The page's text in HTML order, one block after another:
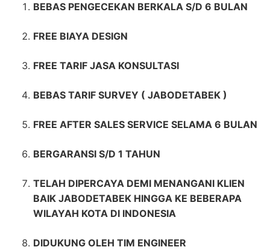
BEBAS PENGECEKAN BERKALA S/D 6 BULAN
FREE BIAYA DESIGN
FREE TARIF JASA KONSULTASI
BEBAS TARIF SURVEY ( JABODETABEK )
FREE AFTER SALES SERVICE SELAMA 6 BULAN
BERGARANSI S/D 1 TAHUN
TELAH DIPERCAYA DEMI MENANGANI KLIEN
BAIK JABODETABEK HINGGA KE BEBERAPA
WILAYAH KOTA DI INDONESIA
DIDUKUNG OLEH TIM ENGINEER